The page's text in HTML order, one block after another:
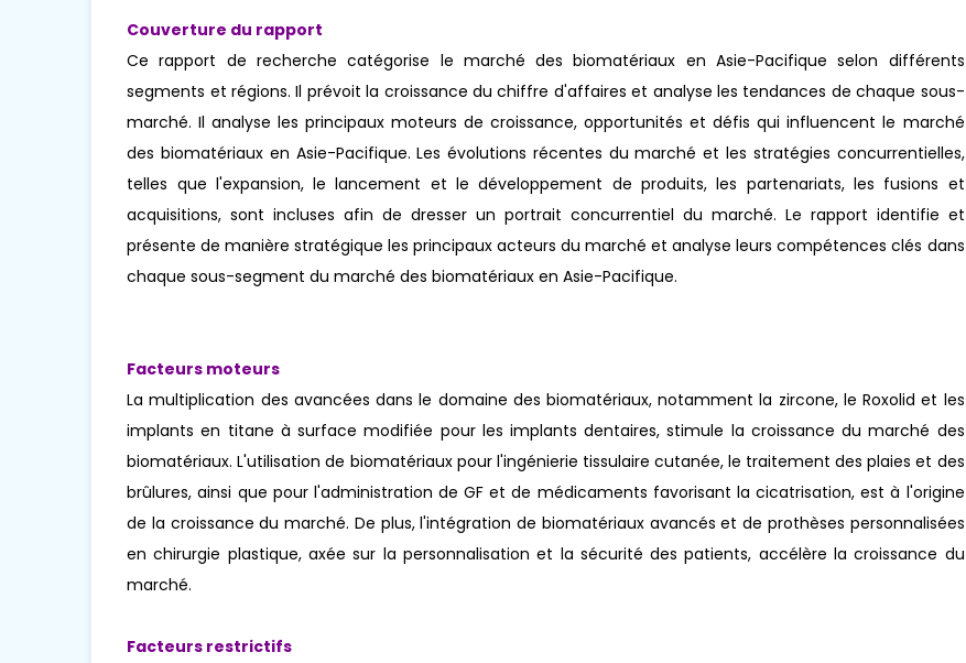
Couverture du rapport
Ce rapport de recherche catégorise le marché des biomatériaux en Asie-Pacifique selon différents
segments et régions. Il prévoit la croissance du chiffre d'affaires et analyse les tendances de chaque sous-
marché. Il analyse les principaux moteurs de croissance, opportunités et défis qui influencent le marché
des biomatériaux en Asie-Pacifique. Les évolutions récentes du marché et les stratégies concurrentielles,
telles que l'expansion, le lancement et le développement de produits, les partenariats, les fusions et
acquisitions, sont incluses afin de dresser un portrait concurrentiel du marché. Le rapport identifie et
présente de manière stratégique les principaux acteurs du marché et analyse leurs compétences clés dans
chaque sous-segment du marché des biomatériaux en Asie-Pacifique.
Facteurs moteurs
La multiplication des avancées dans le domaine des biomatériaux, notamment la zircone, le Roxolid et les
implants en titane à surface modifiée pour les implants dentaires, stimule la croissance du marché des
biomatériaux. L'utilisation de biomatériaux pour l'ingénierie tissulaire cutanée, le traitement des plaies et des
brûlures, ainsi que pour l'administration de GF et de médicaments favorisant la cicatrisation, est à l'origine
de la croissance du marché. De plus, l'intégration de biomatériaux avancés et de prothèses personnalisées
en chirurgie plastique, axée sur la personnalisation et la sécurité des patients, accélère la croissance du
marché.
Facteurs restrictifs